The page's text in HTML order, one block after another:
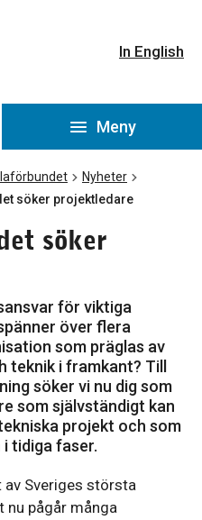
In English
Meny
Nyheter
söker projektledare
söker
för viktiga
över flera
som präglas av
teknik i framkant? Till
söker vi nu dig som
som självständigt kan
projekt och som
tidiga faser.
Sveriges största
nu pågår många